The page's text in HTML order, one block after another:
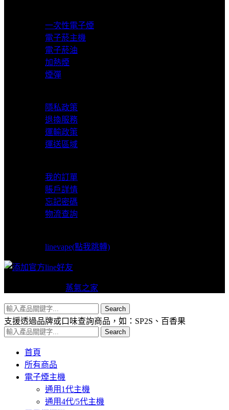
一次性電子煙
電子菸主機
電子菸油
加熱煙
煙彈
隱私政策
退換服務
運輸政策
運送區域
我的訂單
賬戶詳情
忘記密碼
物流查詢
linevape(點我跳轉)
蒸氣之家
Search
支援透過品牌或口味查詢商品，如：SP2S、百香果
Search
首頁
所有商品
電子煙主機
通用1代主機
通用4代/5代主機